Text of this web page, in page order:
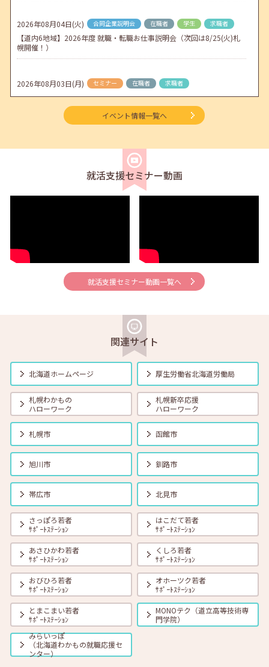
2026年08月04日(火) 合同企業説明会 在職者 学生 求職者
【道内6地域】2026年度 就職・転職お仕事説明会（次回は8/25(火)札
幌開催！）
2026年08月03日(月) セミナー 在職者 求職者
【函館・対面】9月4日（金）【未経験可】求人のリアルを知る人事担
当者へのインタビューセミナー 12:50～13:20
【北見・対面】9月16日（水）【未経験可】求人のリアルを知る人事担
当者へのインタビューセミナー 12:40～13:20
2026年08月01日(土) セミナー 在職者 学生 求職者
【オンライン】8月7日（金）こころの健康セルフケア 14:00～14:30
【オンライン】8月13日（木）就職活動のススメ方 14:00～14:30
2026年08月01日(土) セミナー 在職者 学生 求職者
【帯広・対面】8月17日（月）就勝塾 自己分析 ～自分を知って就職活
動～ 14:00～14:40
2026年08月01日(土) セミナー 在職者 学生 求職者
【オンライン】8月18日（火） 転職前に知っておきたい「部下力」ア
ップセミナー～新しい職場で無理なくキャッチアップするためのコミ
ュニケーション術～ 14:00～14:45 定員40名
2026年08月01日(土) 在職者 学生
【函館・対面】8月19日（水）就勝塾 タイプ別「対人ストレス」を減
らす方法 13:30～14:30
2026年08月01日(土) 在職者 学生
【釧路・対面】8月20日（木）就勝塾 いまさら聞けないビジネスマナ
ー 13:30～14:30
2026年08月01日(土) 在職者 学生 求職者
【オンライン】8月20日（木）ビジネスコミュニケーション 報・連・
相 14:00～14:30
イベント情報一覧へ
就活支援セミナー動画
就活支援セミナー動画一覧へ
関連サイト
北海道ホームページ 厚生労働省北海道労働局
札幌わかもの
ハローワーク
札幌新卒応援
ハローワーク
札幌市 函館市
旭川市 釧路市
帯広市 北見市
さっぽろ若者
ｻﾎﾟｰﾄｽﾃｰｼｮﾝ
はこだて若者
ｻﾎﾟｰﾄｽﾃｰｼｮﾝ
あさひかわ若者
ｻﾎﾟｰﾄｽﾃｰｼｮﾝ
くしろ若者
ｻﾎﾟｰﾄｽﾃｰｼｮﾝ
おびひろ若者
ｻﾎﾟｰﾄｽﾃｰｼｮﾝ
オホーツク若者
ｻﾎﾟｰﾄｽﾃｰｼｮﾝ
とまこまい若者
ｻﾎﾟｰﾄｽﾃｰｼｮﾝ
MONOテク（道立高等技術専
門学院）
みらいっぽ
（北海道わかもの就職応援セ
ンター）